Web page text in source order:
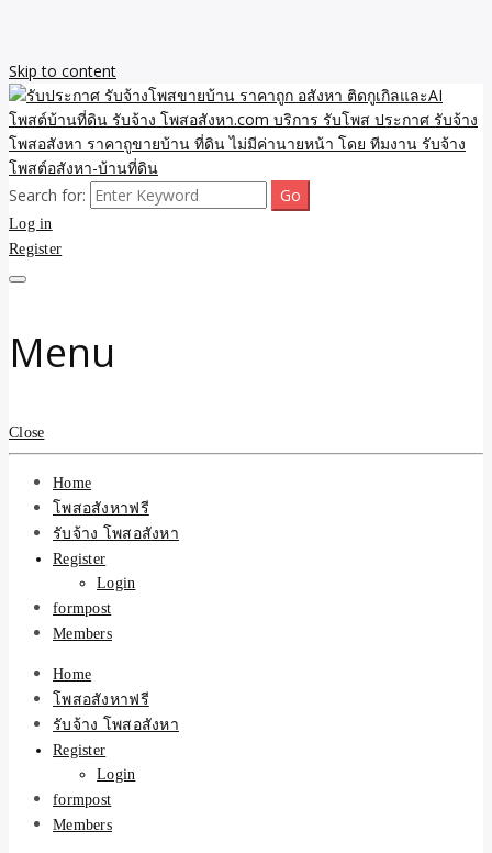
Skip to content
รับประกาศ รับจ้างโพสขาย
บ้าน ราคาถูก อสังหา ติดกู
รับจ้าง โพสอสังหา.com
บริการ รับโพส ประกาศ
รับจ้างโพสอสังหา ราคาถู
ขายบ้าน ที่ดิน ไม่มีค่านาย
หน้า โดย ทีมงาน รับจ้าง
โพสต์อสังหา-บ้านที่ดิน
รับจ้างโพสขายบ้าน ราคาถูก ประกาศ ขายอสังหา โฆษณา ไม่มีค่านาย
หน้า โพสอสังหา รับจ้างโพสขายบ้านบริการ รับจ้างโพสอสังหา ราคาถูก
ขายบ้าน ขายที่ดิน เว็บประกาศ โพส โฆษณา ลงประกาศฟรี
Search for:
Log in
Register
Menu
Close
Home
โพสอสังหาฟรี
รับจ้าง โพสอสังหา
Register
Login
formpost
Members
Home
โพสอสังหาฟรี
รับจ้าง โพสอสังหา
Register
Login
formpost
Members